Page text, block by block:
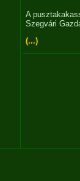
A
Szegvári
(...)